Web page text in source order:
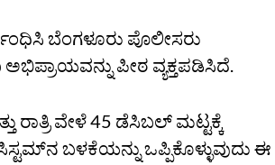
ಬೆಂಗಳೂರು ಪೊಲೀಸರು
ಪೀಠ ವ್ಯಕ್ತಪಡಿಸಿದೆ.
ರಾತ್ರಿ ವೇಳೆ 45 ಡೆಸಿಬಲ್ ಮಟ್ಟಕ್ಕೆ
ಬಳಕೆಯನ್ನು ಒಪ್ಪಿಕೊಳ್ಳುವುದು ಈ